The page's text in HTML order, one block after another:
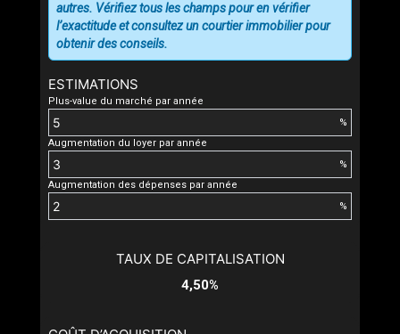
ESTIMATIONS
Plus-value du marché par année
%
Augmentation du loyer par année
%
Augmentation des dépenses par année
%
autres. Vérifiez tous les champs pour en vérifier
l’exactitude et consultez un courtier immobilier pour
obtenir des conseils.
TAUX DE CAPITALISATION
4,50%